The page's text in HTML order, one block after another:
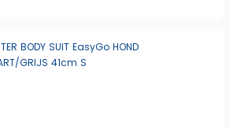
BODY SUIT EasyGo HOND
GRIJS 41cm S